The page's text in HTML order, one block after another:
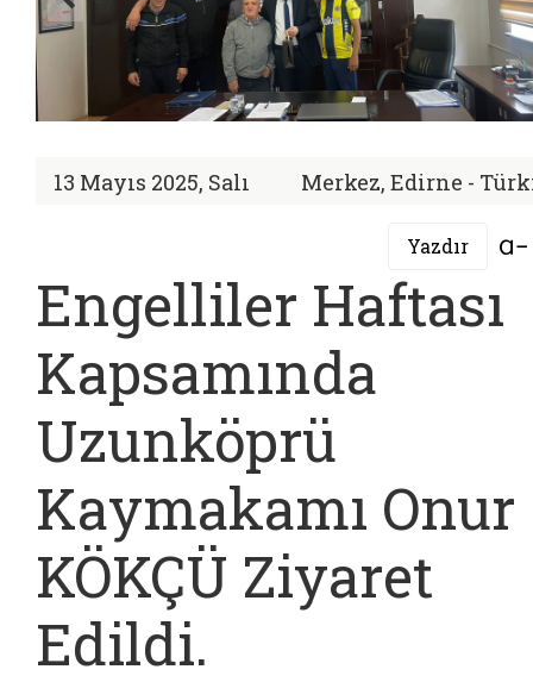
13 Mayıs 2025, Salı Merkez, Edirne -
Yazdır
Engelliler Haftası
Kapsamında
Uzunköprü
Kaymakamı Onur
KÖKÇÜ Ziyaret
Edildi.